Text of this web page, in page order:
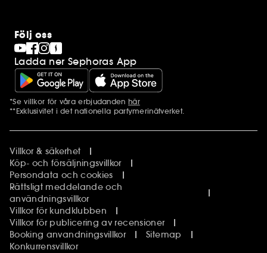
Följ oss
Ladda ner Sephoras App
Ytterligare information
*Se villkor för våra erbjudanden här
**Exklusivitet i det nationella parfymerinätverket.
Villkor & säkerhet
Köp- och försäljningsvillkor
Persondata och cookies
Rättsligt meddelande och
användningsvillkor
Villkor för kundklubben
Villkor för publicering av recensioner
Booking anvandningsvillkor
Sitemap
Konkurrensvillkor